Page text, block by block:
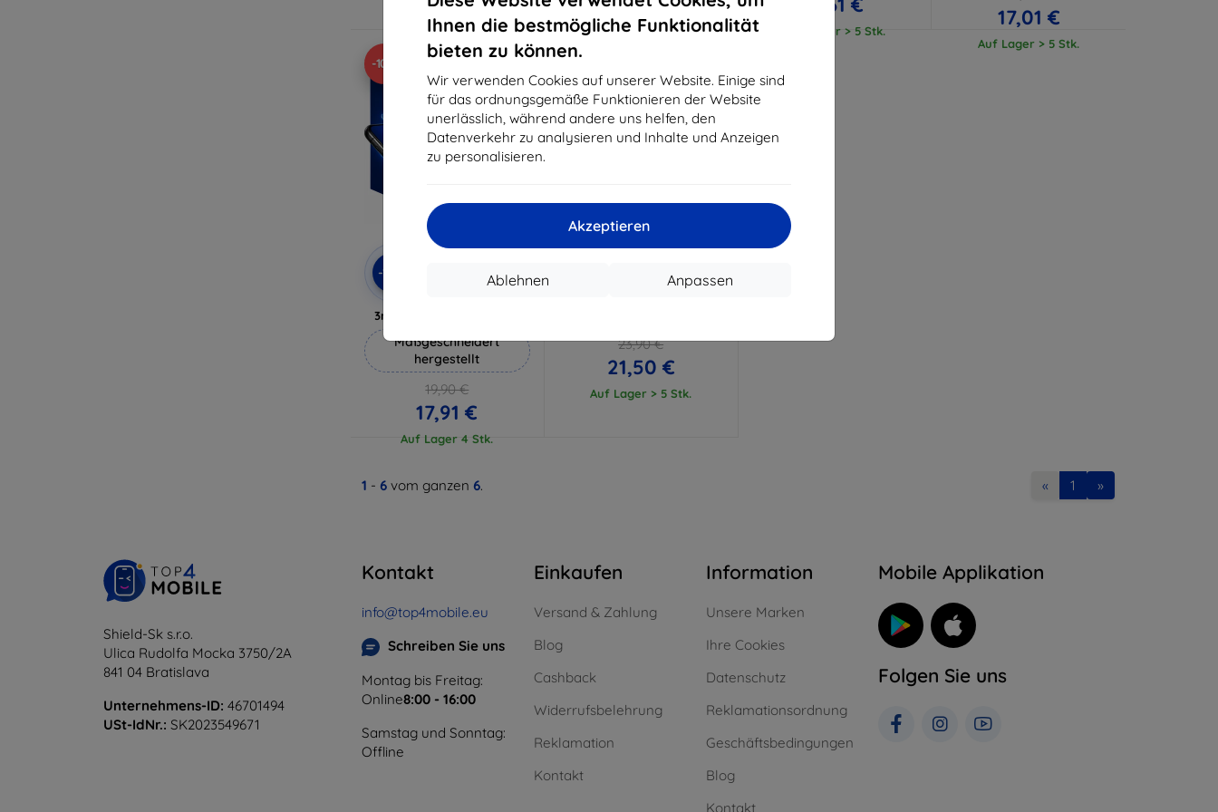
Ihnen die bestmögliche Funktionalität
bieten zu können.
Wir verwenden Cookies auf unserer Website. Einige sind
für das ordnungsgemäße Funktionieren der Website
unerlässlich, während andere uns helfen, den
Datenverkehr zu analysieren und Inhalte und Anzeigen
zu personalisieren.
Akzeptieren
Anpassen
Ablehnen
Auf Lager 3 Stk. Auf Lager > 5 Stk. Auf Lager > 5 Stk.
17,01 €
Auf Lager > 5 Stk.
-10%
-10% EXTRA10
3mk Hammer Schutzfolie
Maßgeschneidert
hergestellt
19,90 €
17,91 €
Auf Lager 4 Stk.
Gutschein
23,90 €
21,50 €
Auf Lager > 5 Stk.
1 - 6 vom ganzen 6. « 1 »
Shield-Sk s.r.o.
Ulica Rudolfa Mocka 3750/2A
841 04 Bratislava
Unternehmens-ID: 46701494
USt-IdNr.: SK2023549671
Kontakt
info@top4mobile.eu
Schreiben Sie uns
Montag bis Freitag:
Online8:00 - 16:00
Samstag und Sonntag:
Offline
Einkaufen
Versand & Zahlung
Blog
Cashback
Widerrufsbelehrung
Reklamation
Kontakt
Information
Unsere Marken
Ihre Cookies
Datenschutz
Reklamationsordnung
Geschäftsbedingungen
Blog
Kontakt
Mobile Applikation
Folgen Sie uns